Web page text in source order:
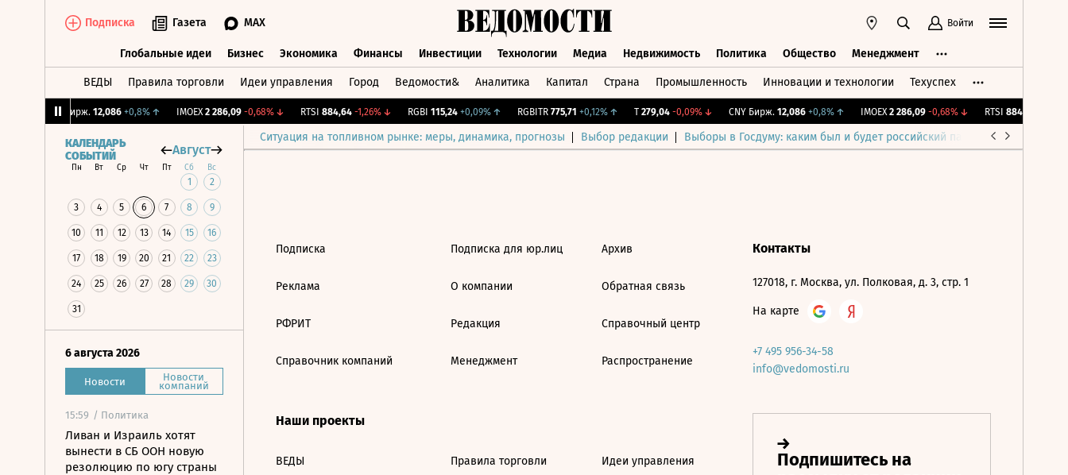
Подписка Газета MAX Войти
Глобальные идеи Бизнес Экономика Финансы Инвестиции Технологии Медиа Недвижимость Политика Общество Менеджмент
ВЕДЫ Правила торговли Идеи управления Город Ведомости& Аналитика Капитал Страна Промышленность Инновации и технологии Техуспех
CNY Бирж. 12,086 +0,8%↑ IMOEX 2 286,09 -0,68%↓ RTSI 884,64 -1,26%↓ RGBI 115,24 +0,09%↑ RGBITR 775,71 +0,12%↑ 279,04 -0,09%↓ CNY Бирж. 12,086 +0,8%↑ IMOEX 2 286,09 -0,68%↓ RTSI 884,64
Ситуация на топливном рынке: меры, динамика, прогнозы Выбор редакции Выборы в Госдуму: каким был и будет российский парламент
КАЛЕНДАРЬ
СОБЫТИЙ
Август
Пн Вт Ср Чт Пт Сб Вс
1 2
3 4 5 6 7 8 9
10 11 12 13 14 15 16
17 18 19 20 21 22 23
24 25 26 27 28 29 30
31
6 августа 2026
Новости Новости
компаний
15:59 / Политика
Ливан и Израиль хотят
вынести в СБ ООН новую
резолюцию по югу страны
Подписка
Реклама
РФРИТ
Справочник компаний
Подписка для юр.лиц
О компании
Редакция
Менеджмент
Архив
Обратная связь
Справочный центр
Распространение
Наши проекты
ВЕДЫ Правила торговли Идеи управления
Контакты
127018, г. Москва, ул. Полковая, д. 3, стр. 1
На карте
+7 495 956-34-58
info@vedomosti.ru